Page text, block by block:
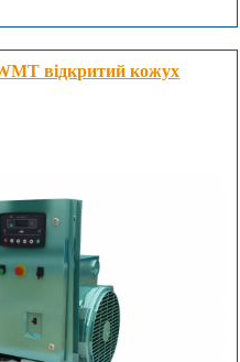
відкритий кожух